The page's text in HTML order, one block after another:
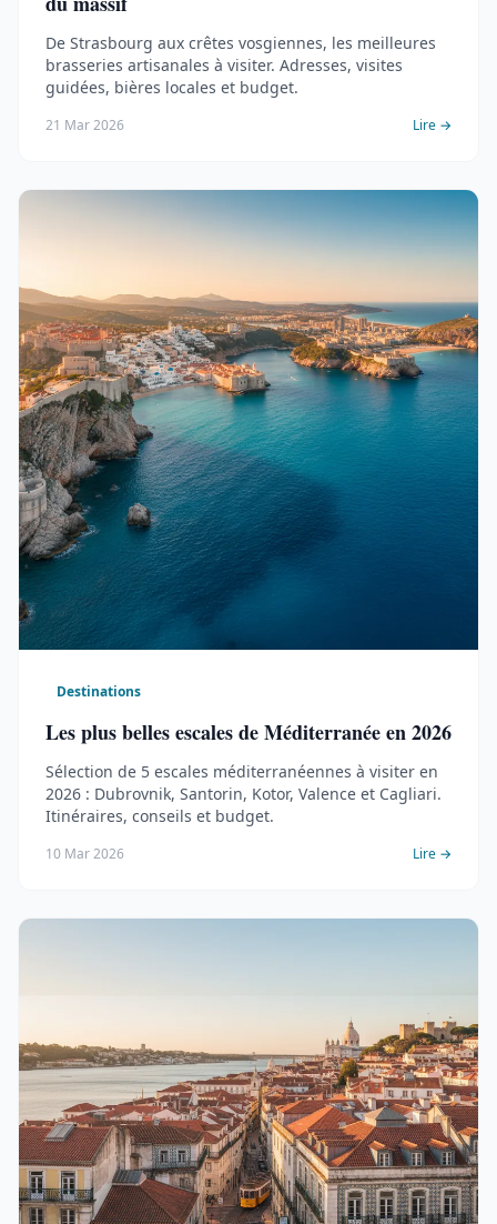
De Strasbourg aux crêtes vosgiennes, les meilleures
brasseries artisanales à visiter. Adresses, visites
guidées, bières locales et budget.
21 Mar 2026 Lire →
Destinations
Les plus belles escales de Méditerranée en 2026
Sélection de 5 escales méditerranéennes à visiter en
2026 : Dubrovnik, Santorin, Kotor, Valence et Cagliari.
Itinéraires, conseils et budget.
10 Mar 2026 Lire →